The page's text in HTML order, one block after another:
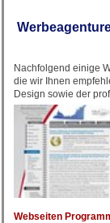
Nachfolgend einige
die wir Ihnen
Design sowie der
Webseiten